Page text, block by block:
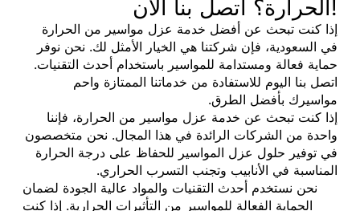
الحرارة؟ اتصل بنا الآن!
إذا كنت تبحث عن أفضل خدمة عزل مواسير من الحرارة
في السعودية، فإن شركتنا هي الخيار الأمثل لك. نحن نوفر
حماية فعالة ومستدامة للمواسير باستخدام أحدث التقنيات.
اتصل بنا اليوم للاستفادة من خدماتنا الممتازة واحم
مواسيرك بأفضل الطرق.
إذا كنت تبحث عن خدمة عزل مواسير من الحرارة، فإننا
واحدة من الشركات الرائدة في هذا المجال. نحن متخصصون
في توفير حلول عزل المواسير للحفاظ على درجة الحرارة
المناسبة في الأنابيب وتجنب التسرب الحراري.
نحن نستخدم أحدث التقنيات والمواد عالية الجودة لضمان
الحماية الفعالة للمواسير من التأثيرات الحرارية. إذا كنت